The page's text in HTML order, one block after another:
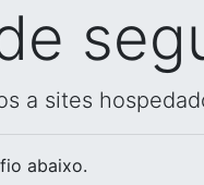
a sites
abaixo.